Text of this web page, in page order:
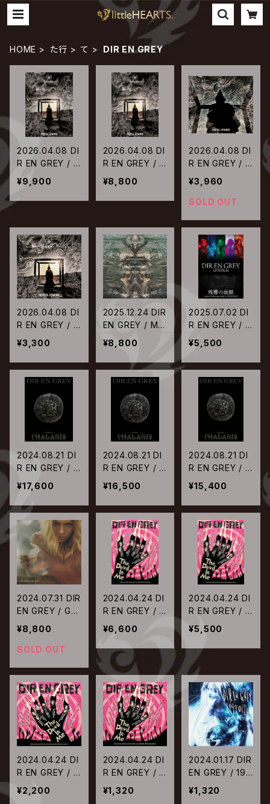
HOME た行 て DIR EN GREY
2026.04.08 DI
R EN GREY / M
ORTAL DOWN
ER【完全生産限
定盤Blu-ray】
¥9,900
2026.04.08 DI
R EN GREY / M
ORTAL DOWN
ER【完全生産限
定盤DVD】
¥8,800
2026.04.08 DI
R EN GREY / M
ORTAL DOWN
ER【初回限定
盤】
¥3,960
SOLD OUT
2026.04.08 DI
R EN GREY / M
ORTAL DOWN
ER【通常盤】
¥3,300
2025.12.24 DIR
EN GREY / MA
CABRE【完全生
産限定盤LP】
¥8,800
2025.07.02 DI
R EN GREY / D
IR EN GREY LI
VE FILM 残響の
血脈
¥5,500
2024.08.21 DI
R EN GREY / T
OUR22-23 PH
ALARIS【初回生
産限定盤Blu-ra
y】
¥17,600
2024.08.21 DI
R EN GREY / T
OUR22-23 PH
ALARIS【初回生
産限定盤DVD】
¥16,500
2024.08.21 DI
R EN GREY / T
OUR22-23 PH
ALARIS【通常
盤】
¥15,400
2024.07.31 DIR
EN GREY / GA
UZE【完全生産
限定盤LP】
¥8,800
SOLD OUT
2024.04.24 DI
R EN GREY / T
he Devil In Me
【完全生産限定
盤Blu-ray】
¥6,600
2024.04.24 DI
R EN GREY / T
he Devil In Me
【完全生産限定
盤DVD】
¥5,500
2024.04.24 DI
R EN GREY / T
he Devil In Me
【初回生産限定
¥2,200
2024.04.24 DI
R EN GREY / T
he Devil In Me
【通常盤】
¥1,320
2024.01.17 DIR
EN GREY / 199
90120【通常盤】
¥1,320